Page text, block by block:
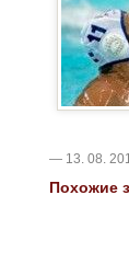
— 13. 08.
Похожие